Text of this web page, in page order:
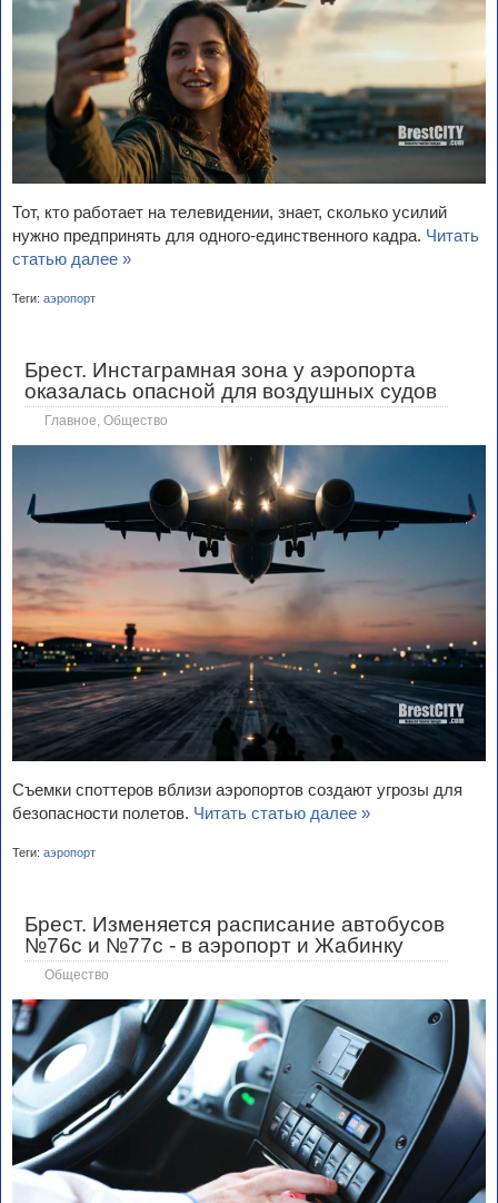
Тот, кто работает на телевидении, знает, сколько усилий
нужно предпринять для одного-единственного кадра. Читать
статью далее »
Теги: аэропорт
Брест. Инстаграмная зона у аэропорта
оказалась опасной для воздушных судов
Главное Общество
Съемки споттеров вблизи аэропортов создают угрозы для
безопасности полетов. Читать статью далее »
Теги: аэропорт
Брест. Изменяется расписание автобусов
№76с и №77с - в аэропорт и Жабинку
Общество